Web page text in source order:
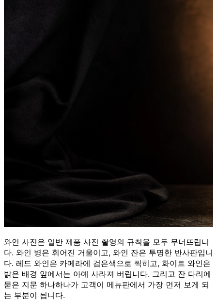
와인 사진은 일반 제품 사진 촬영의 규칙을 모두 무너뜨립니
다. 와인 병은 휘어진 거울이고, 와인 잔은 투명한 반사판입니
다. 레드 와인은 카메라에 검은색으로 찍히고, 화이트 와인은
밝은 배경 앞에서는 아예 사라져 버립니다. 그리고 잔 다리에
묻은 지문 하나하나가 고객이 메뉴판에서 가장 먼저 보게 되
는 부분이 됩니다.